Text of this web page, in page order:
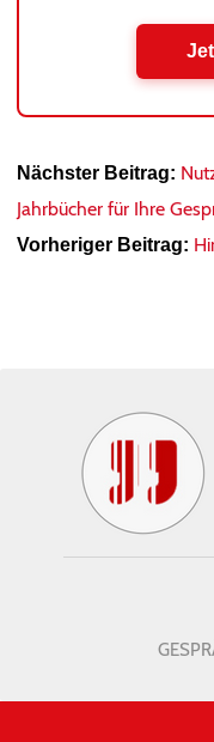
Nächster Beitrag:
Jahrbücher für Ihre
Vorheriger Beitrag: